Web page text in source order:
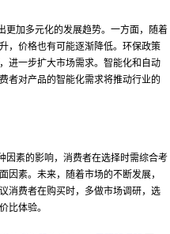
更加多元化的发展趋势。一方面，随着
，价格也有可能逐渐降低。环保政策
进一步扩大市场需求。智能化和自动
者对产品的智能化需求将推动行业的
因素的影响，消费者在选择时需综合考
因素。未来，随着市场的不断发展，
消费者在购买时，多做市场调研，选
比体验。